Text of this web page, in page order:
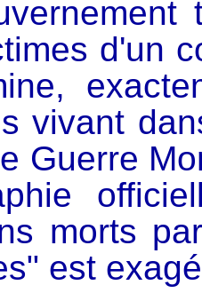
d'un
vivant
Guerre
morts
est